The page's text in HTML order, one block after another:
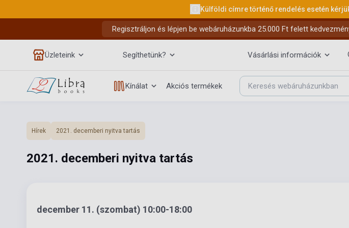
Külföldi címre történő rendelés esetén
Regisztráljon és lépjen be webáruházunkba 25.000 Ft felett
Üzleteink Segíthetünk? Vásárlási információk
Kínálat Akciós termékek
Hírek 2021. decemberi nyitva tartás
2021. decemberi nyitva tartás
december 11. (szombat) 10:00-18:00